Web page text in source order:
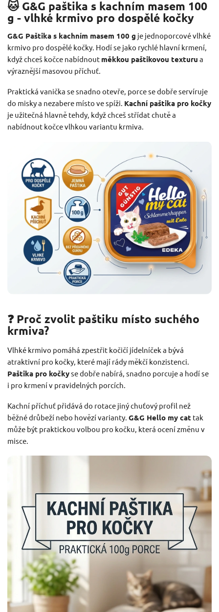
🐱 G&G paštika s kachním masem 100
g - vlhké krmivo pro dospělé kočky
G&G Paštika s kachním masem 100 g je jednoporcové vlhké
krmivo pro dospělé kočky. Hodí se jako rychlé hlavní krmení,
když chceš kočce nabídnout měkkou paštikovou texturu a
výraznější masovou příchuť.
Praktická vanička se snadno otevře, porce se dobře servíruje
do misky a nezabere místo ve spíži. Kachní paštika pro kočky
je užitečná hlavně tehdy, když chceš střídat chutě a
nabídnout kočce vlhkou variantu krmiva.
❓ Proč zvolit paštiku místo suchého
krmiva?
Vlhké krmivo pomáhá zpestřit kočičí jídelníček a bývá
atraktivní pro kočky, které mají rády měkčí konzistenci.
Paštika pro kočkyse dobře nabírá, snadno porcuje a hodí se
i pro krmení v pravidelných porcích.
Kachní příchuť přidává do rotace jiný chuťový profil než
běžné drůbeží nebo hovězí varianty. G&G Hello my cat tak
může být praktickou volbou pro kočku, která ocení změnu v
misce.